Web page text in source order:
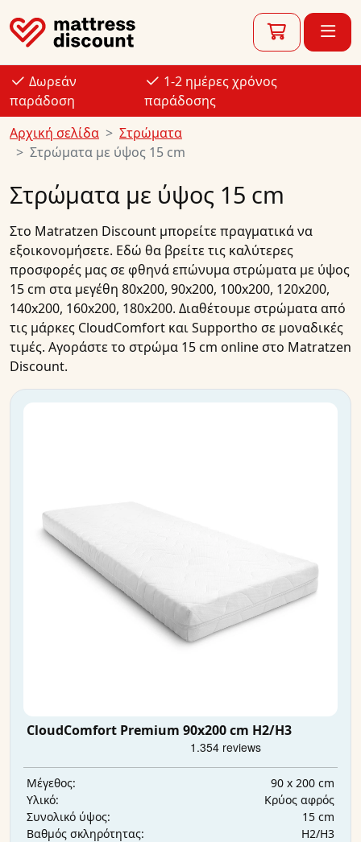
Δωρεάν
παράδοση
1-2 ημέρες χρόνος
παράδοσης
Αρχική σελίδα
Στρώματα
Στρώματα με ύψος 15 cm
Στρώματα με ύψος 15 cm
Στο Matratzen Discount μπορείτε πραγματικά να
εξοικονομήσετε. Εδώ θα βρείτε τις καλύτερες
προσφορές μας σεφθηνά επώνυμα στρώματα με ύψος
15 cm στα μεγέθη 80x200, 90x200, 100x200, 120x200,
140x200, 160x200, 180x200. Διαθέτουμεστρώματααπό
τις μάρκες CloudComfort καιSupportho σε μοναδικές
τιμές. Αγοράστετο στρώμα 15 cm onlineστο Matratzen
Discount.
CloudComfort Premium 90x200 cm H2/H3
Μέγεθος:
90 x 200 cm
Υλικό:
Κρύος αφρός
Συνολικό ύψος:
15 cm
Βαθμός σκληρότητας:
H2/H3